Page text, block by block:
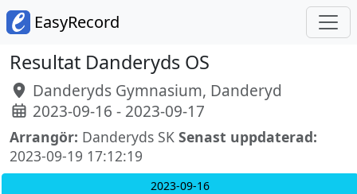
EasyRecord
Resultat Danderyds OS
Danderyds Gymnasium, Danderyd
2023-09-16 - 2023-09-17
Arrangör: Danderyds SK Senast uppdaterad:
2023-09-19 17:12:19
2023-09-16